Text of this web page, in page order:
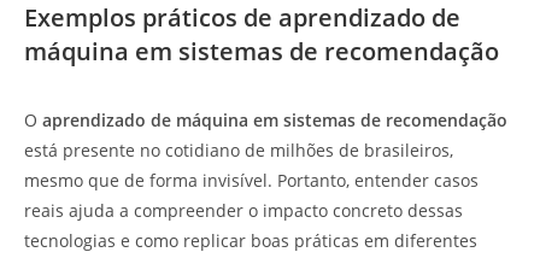
Exemplos práticos de aprendizado de
máquina em sistemas de recomendação
O aprendizado de máquina em sistemas de recomendação
está presente no cotidiano de milhões de brasileiros,
mesmo que de forma invisível. Portanto, entender casos
reais ajuda a compreender o impacto concreto dessas
tecnologias e como replicar boas práticas em diferentes